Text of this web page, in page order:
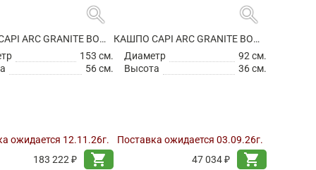
search
КАШПО CAPI ARC GRANITE BOWL LOW WARM TAUPE
153 см.
56 см.
ожидается 12.11.26г.
183 222 ₽
shopping_cart
search
КАШПО CAPI ARC GRANITE BOWL LOW WHITE
Диаметр
92 см.
Высота
36 см.
Поставка ожидается 03.09.26г.
47 034 ₽
shopping_cart